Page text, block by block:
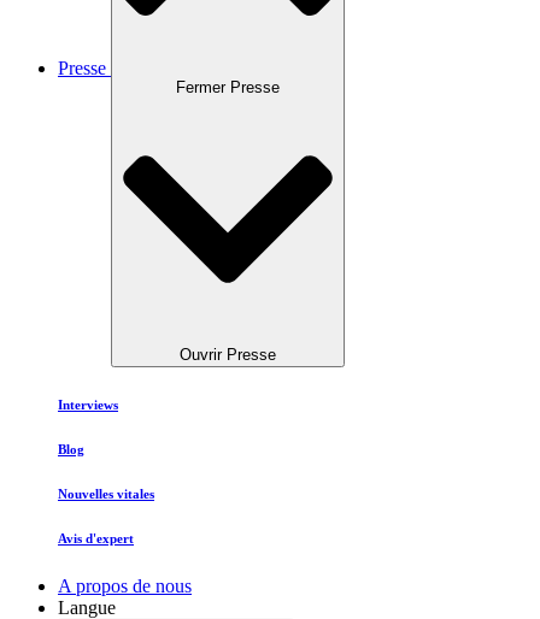
Presse
Fermer Presse
Ouvrir Presse
Interviews
Blog
Nouvelles vitales
Avis d'expert
A propos de nous
Langue